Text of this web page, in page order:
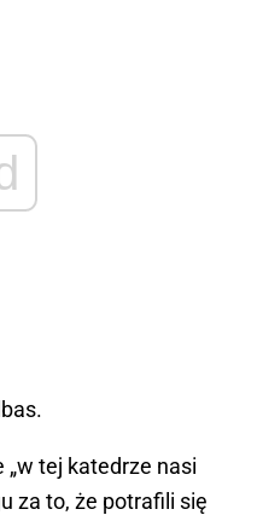
„w tej katedrze nasi
za to, że potrafili się